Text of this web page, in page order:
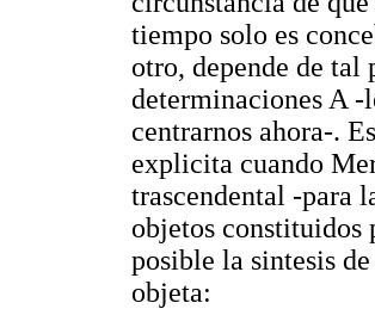
tiempo solo es
otro, depende de tal
determinaciones A -
centrarnos ahora-.
explicita cuando
trascendental -para
objetos
posible la sintesis
objeta: